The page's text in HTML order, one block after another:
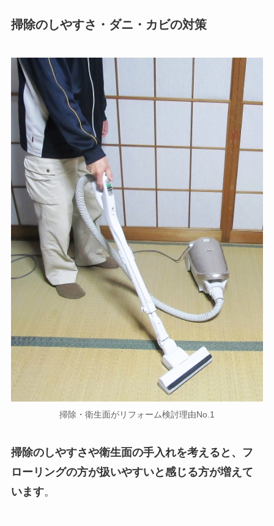
掃除のしやすさ・ダニ・カビの対策
掃除・衛生面がリフォーム検討理由No.1
掃除のしやすさや衛生面の手入れを考えると、フ
ローリングの方が扱いやすいと感じる方が増えて
います。